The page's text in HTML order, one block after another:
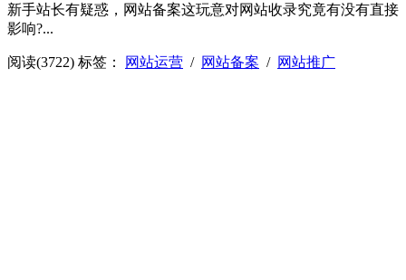
新手站长有疑惑，网站备案这玩意对网站收录究竟有没有直接
影响?...
阅读(3722) 标签： 网站运营 / 网站备案 / 网站推广